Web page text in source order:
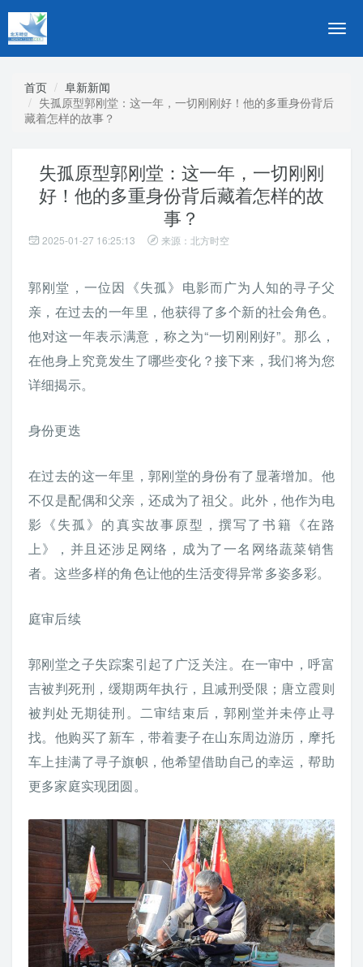
切
导
首页
阜新新闻
失孤原型郭刚堂：这一年，一切刚刚好！他的多重身份背后
藏着怎样的故事？
失孤原型郭刚堂：这一年，一切刚刚
好！他的多重身份背后藏着怎样的故
事？
2025-01-27 16:25:13 来源：北方时空
郭刚堂，一位因《失孤》电影而广为人知的寻子父
亲，在过去的一年里，他获得了多个新的社会角色。
他对这一年表示满意，称之为“一切刚刚好”。那么，
在他身上究竟发生了哪些变化？接下来，我们将为您
详细揭示。
身份更迭
在过去的这一年里，郭刚堂的身份有了显著增加。他
不仅是配偶和父亲，还成为了祖父。此外，他作为电
影《失孤》的真实故事原型，撰写了书籍《在路
上》，并且还涉足网络，成为了一名网络蔬菜销售
者。这些多样的角色让他的生活变得异常多姿多彩。
庭审后续
郭刚堂之子失踪案引起了广泛关注。在一审中，呼富
吉被判死刑，缓期两年执行，且减刑受限；唐立霞则
被判处无期徒刑。二审结束后，郭刚堂并未停止寻
找。他购买了新车，带着妻子在山东周边游历，摩托
车上挂满了寻子旗帜，他希望借助自己的幸运，帮助
更多家庭实现团圆。